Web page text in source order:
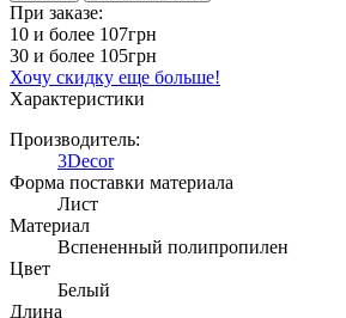
При заказе:
10 и более 107грн
30 и более 105грн
Хочу скидку еще больше!
Характеристики
Производитель:
3Decor
Форма поставки материала
Лист
Материал
Вспененный полипропилен
Цвет
Белый
Длина